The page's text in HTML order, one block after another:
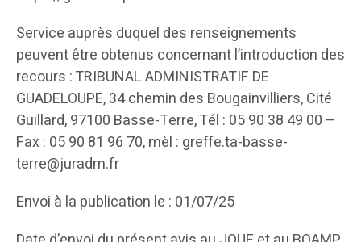
Service auprès duquel des renseignements
peuvent être obtenus concernant l’introduction des
recours : TRIBUNAL ADMINISTRATIF DE
GUADELOUPE, 34 chemin des Bougainvilliers, Cité
Guillard, 97100 Basse-Terre, Tél : 05 90 38 49 00 –
Fax : 05 90 81 96 70, mèl : greffe.ta-basse-
terre@juradm.fr
Envoi à la publication le : 01/07/25